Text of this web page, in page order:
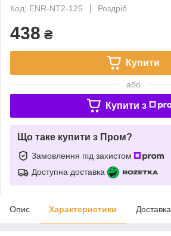
Код: ENR-NT2-125
Роздріб
438 ₴
Купити
або
Купити з
Що таке купити з Пром?
Замовлення під захистом
Доступна доставка
Опис Характеристики Доставка